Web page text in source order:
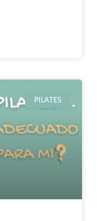
PILATES